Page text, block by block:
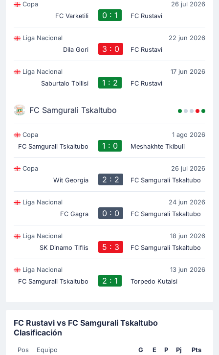
Copa
26 jul 2026
FC Varketili
0 : 1 FC Rustavi
Liga Nacional
22 jun 2026
Dila Gori
3 : 0 FC Rustavi
Liga Nacional
17 jun 2026
Saburtalo Tbilisi
1 : 2 FC Rustavi
FC Samgurali Tskaltubo
Copa
1 ago 2026
FC Samgurali Tskaltubo
1 : 0 Meshakhte Tkibuli
Copa
26 jul 2026
Wit Georgia
2 : 2 FC Samgurali Tskaltubo
Liga Nacional
24 jun 2026
FC Gagra
0 : 0 FC Samgurali Tskaltubo
Liga Nacional
18 jun 2026
SK Dinamo Tiflis
5 : 3 FC Samgurali Tskaltubo
Liga Nacional
13 jun 2026
FC Samgurali Tskaltubo
2 : 1 Torpedo Kutaisi
FC Rustavi vs FC Samgurali Tskaltubo
Clasificación
Pos Equipo G E P Pj Pts